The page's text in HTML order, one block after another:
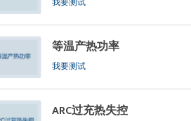
等温产热功率
我要测试
ARC过充热失控